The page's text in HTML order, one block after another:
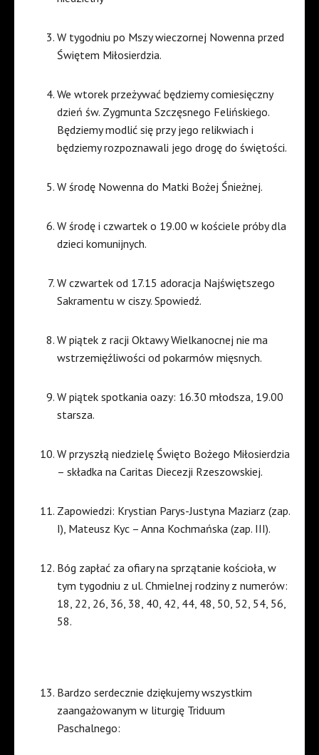
W tygodniu po Mszy wieczornej Nowenna przed
Świętem Miłosierdzia.
We wtorek przeżywać będziemy comiesięczny
dzień św. Zygmunta Szczęsnego Felińskiego.
Będziemy modlić się przy jego relikwiach i
będziemy rozpoznawali jego drogę do świętości.
W środę Nowenna do Matki Bożej Śnieżnej.
W środę i czwartek o 19.00 w kościele próby dla
dzieci komunijnych.
W czwartek od 17.15 adoracja Najświętszego
Sakramentu w ciszy. Spowiedź.
W piątek z racji Oktawy Wielkanocnej nie ma
wstrzemięźliwości od pokarmów mięsnych.
W piątek spotkania oazy: 16.30 młodsza, 19.00
starsza.
W przyszłą niedzielę Święto Bożego Miłosierdzia
– składka na Caritas Diecezji Rzeszowskiej.
Zapowiedzi: Krystian Parys-Justyna Maziarz (zap.
I), Mateusz Kyc – Anna Kochmańska (zap. III).
Bóg zapłać za ofiary na sprzątanie kościoła, w
tym tygodniu z ul. Chmielnej rodziny z numerów:
18, 22, 26, 36, 38, 40, 42, 44, 48, 50, 52, 54, 56,
58.
Bardzo serdecznie dziękujemy wszystkim
zaangażowanym w liturgię Triduum
Paschalnego: